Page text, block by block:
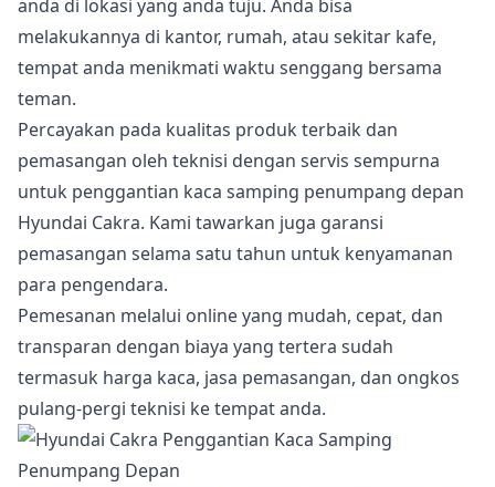
anda di lokasi yang anda tuju. Anda bisa
melakukannya di kantor, rumah, atau sekitar kafe,
tempat anda menikmati waktu senggang bersama
teman.
Percayakan pada kualitas produk terbaik dan
pemasangan oleh teknisi dengan servis sempurna
untuk penggantian kaca samping penumpang depan
Hyundai Cakra. Kami tawarkan juga garansi
pemasangan selama satu tahun untuk kenyamanan
para pengendara.
Pemesanan melalui online yang mudah, cepat, dan
transparan dengan biaya yang tertera sudah
termasuk harga kaca, jasa pemasangan, dan ongkos
pulang-pergi teknisi ke tempat anda.